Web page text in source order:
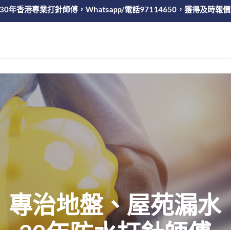
30年香港專業打針師傅，Whatsapp/電話97114650，獲得及時報價
專治地盤、屋苑漏水